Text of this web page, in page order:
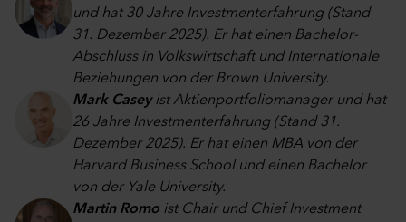
und hat 30 Jahre Investmenterfahrung (Stand
31. Dezember 2025). Er hat einen Bachelor-
Abschluss in Volkswirtschaft und Internationale
Beziehungen von der Brown University.
Mark Caseyist Aktienportfoliomanager und hat
26 Jahre Investmenterfahrung (Stand 31.
Dezember 2025). Er hat einen MBA von der
Harvard Business School und einen Bachelor
von der Yale University.
Martin Romo ist Chair und Chief Investment